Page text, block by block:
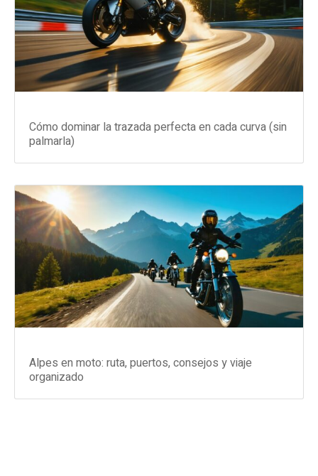
Cómo dominar la trazada perfecta en cada curva (sin
palmarla)
Alpes en moto: ruta, puertos, consejos y viaje
organizado